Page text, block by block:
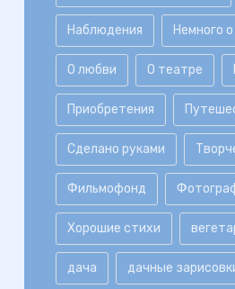
Наблюдения Немного
О любви О театре
Приобретения
Сделано руками
Фильмофонд
Хорошие стихи
дача дачные